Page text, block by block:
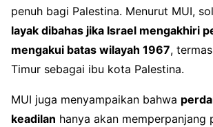
penuh bagi Palestina. Menurut MUI,
layak dibahas jika Israel mengakhiri
mengakui batas wilayah 1967,
Timur sebagai ibu kota Palestina.
MUI juga menyampaikan bahwa
keadilan hanya akan memperpanjang